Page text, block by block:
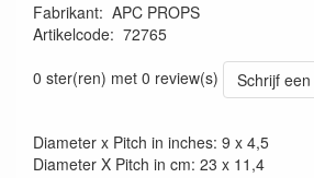
Fabrikant: APC PROPS
Artikelcode: 72765
0 ster(ren) met 0 review(s)
Schrijf
Diameter x Pitch in inches: 9 x 4,5
Diameter X Pitch in cm: 23 x 11,4